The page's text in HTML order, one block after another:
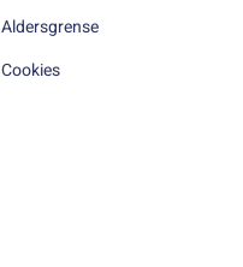
Aldersgrense
Cookies